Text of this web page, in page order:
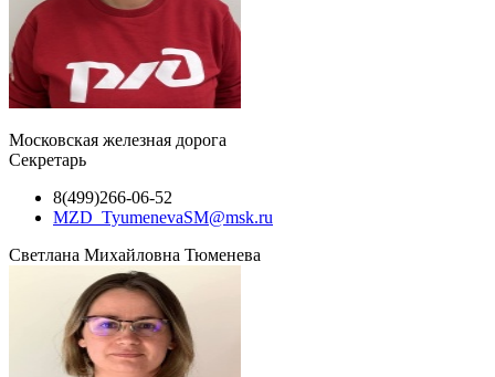
Московская железная дорога
Секретарь
8(499)266-06-52
MZD_TyumenevaSM@msk.ru
Светлана Михайловна Тюменева